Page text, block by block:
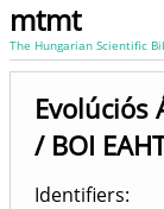
mtmt
The Hungarian Scientific
Evolúciós
/ BOI
Identifiers